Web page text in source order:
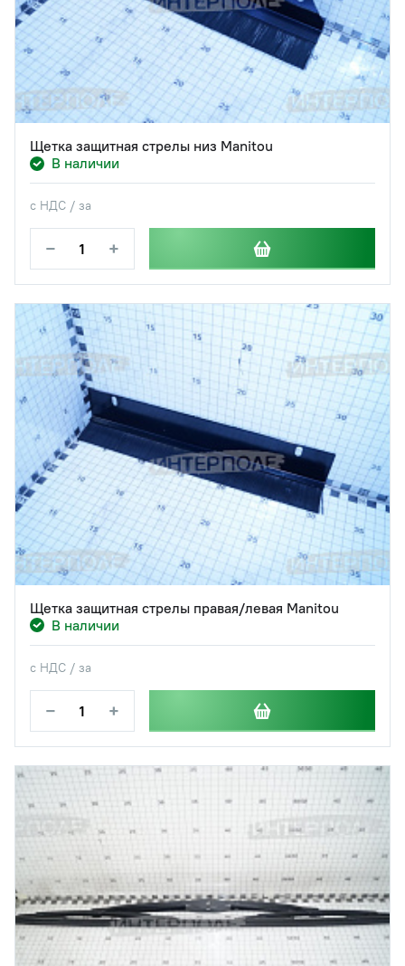
Щетка защитная стрелы низ Manitou
В наличии
с НДС / за
− +
Щетка защитная стрелы правая/левая Manitou
В наличии
с НДС / за
− +